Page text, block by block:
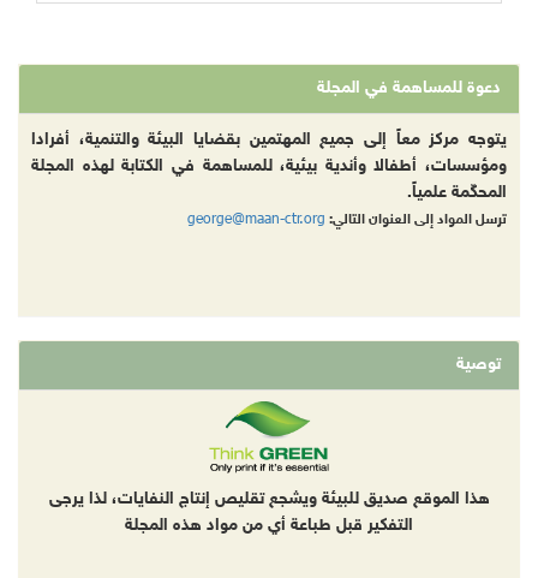
دعوة للمساهمة في المجلة
يتوجه مركز معاً إلى جميع المهتمين بقضايا البيئة والتنمية، أفرادا
ومؤسسات، أطفالا وأندية بيئية، للمساهمة في الكتابة لهذه المجلة
المحكّمة علمياً.
ترسل المواد إلى العنوان التالي: george@maan-ctr.org
توصية
هذا الموقع صديق للبيئة ويشجع تقليص إنتاج النفايات، لذا يرجى
التفكير قبل طباعة أي من مواد هذه المجلة